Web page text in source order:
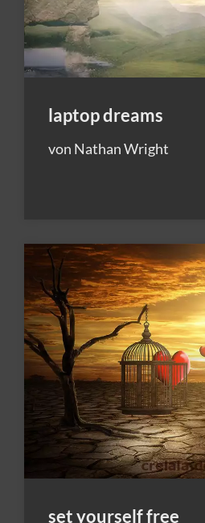
laptop dreams
von Nathan Wright
set yourself free